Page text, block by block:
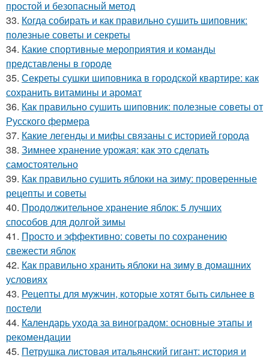
простой и безопасный метод
33. Когда собирать и как правильно сушить шиповник:
полезные советы и секреты
34. Какие спортивные мероприятия и команды
представлены в городе
35. Секреты сушки шиповника в городской квартире: как
сохранить витамины и аромат
36. Как правильно сушить шиповник: полезные советы от
Русского фермера
37. Какие легенды и мифы связаны с историей города
38. Зимнее хранение урожая: как это сделать
самостоятельно
39. Как правильно сушить яблоки на зиму: проверенные
рецепты и советы
40. Продолжительное хранение яблок: 5 лучших
способов для долгой зимы
41. Просто и эффективно: советы по сохранению
свежести яблок
42. Как правильно хранить яблоки на зиму в домашних
условиях
43. Рецепты для мужчин, которые хотят быть сильнее в
постели
44. Календарь ухода за виноградом: основные этапы и
рекомендации
45. Петрушка листовая итальянский гигант: история и